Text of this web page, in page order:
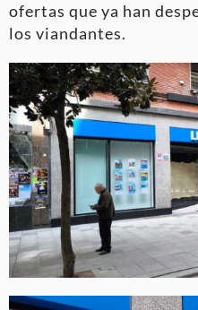
ofertas que ya han
los viandantes.